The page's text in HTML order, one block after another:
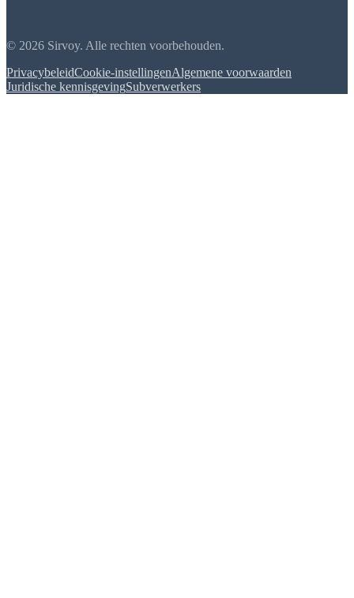
© 2026 Sirvoy. Alle rechten voorbehouden.
PrivacybeleidCookie-instellingenAlgemene voorwaarden
Juridische kennisgevingSubverwerkers